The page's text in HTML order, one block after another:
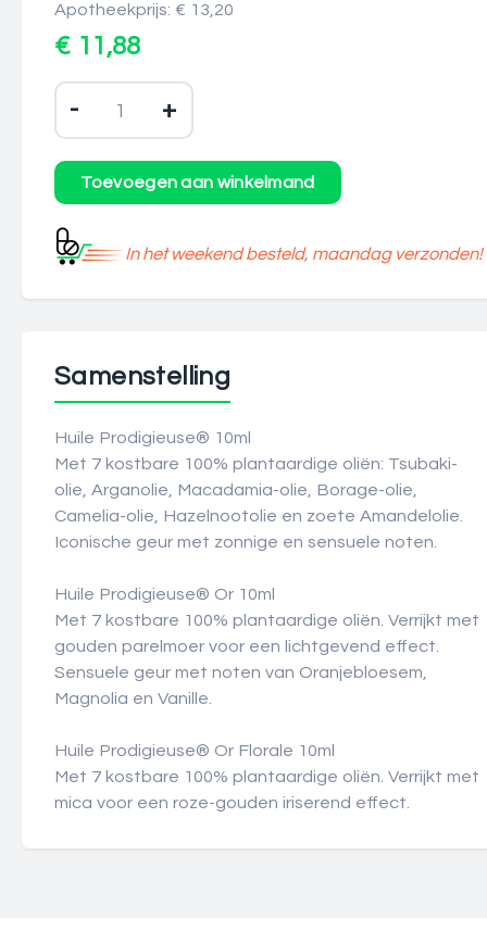
Apotheekprijs: € 13,20
€ 11,88
- +
In het weekend besteld, maandag verzonden!
Samenstelling
Huile Prodigieuse® 10ml
Met 7 kostbare 100% plantaardige oliën: Tsubaki-
olie, Arganolie, Macadamia-olie, Borage-olie,
Camelia-olie, Hazelnootolie en zoete Amandelolie.
Iconische geur met zonnige en sensuele noten.
Huile Prodigieuse® Or 10ml
Met 7 kostbare 100% plantaardige oliën. Verrijkt met
gouden parelmoer voor een lichtgevend effect.
Sensuele geur met noten van Oranjebloesem,
Magnolia en Vanille.
Huile Prodigieuse® Or Florale 10ml
Met 7 kostbare 100% plantaardige oliën. Verrijkt met
mica voor een roze-gouden iriserend effect.